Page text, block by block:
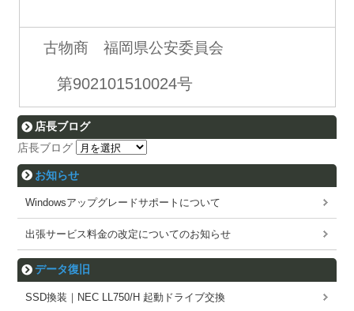
古物商 福岡県公安委員会
第902101510024号
店長ブログ
店長ブログ
お知らせ
Windowsアップグレードサポートについて
出張サービス料金の改定についてのお知らせ
データ復旧
SSD換装｜NEC LL750/H 起動ドライブ交換